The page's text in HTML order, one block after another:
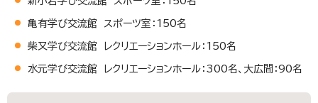
亀有学び交流館 スポーツ室：150名
柴又学び交流館 レクリエーションホール：150名
水元学び交流館 レクリエーションホール：300名、大広間：90名